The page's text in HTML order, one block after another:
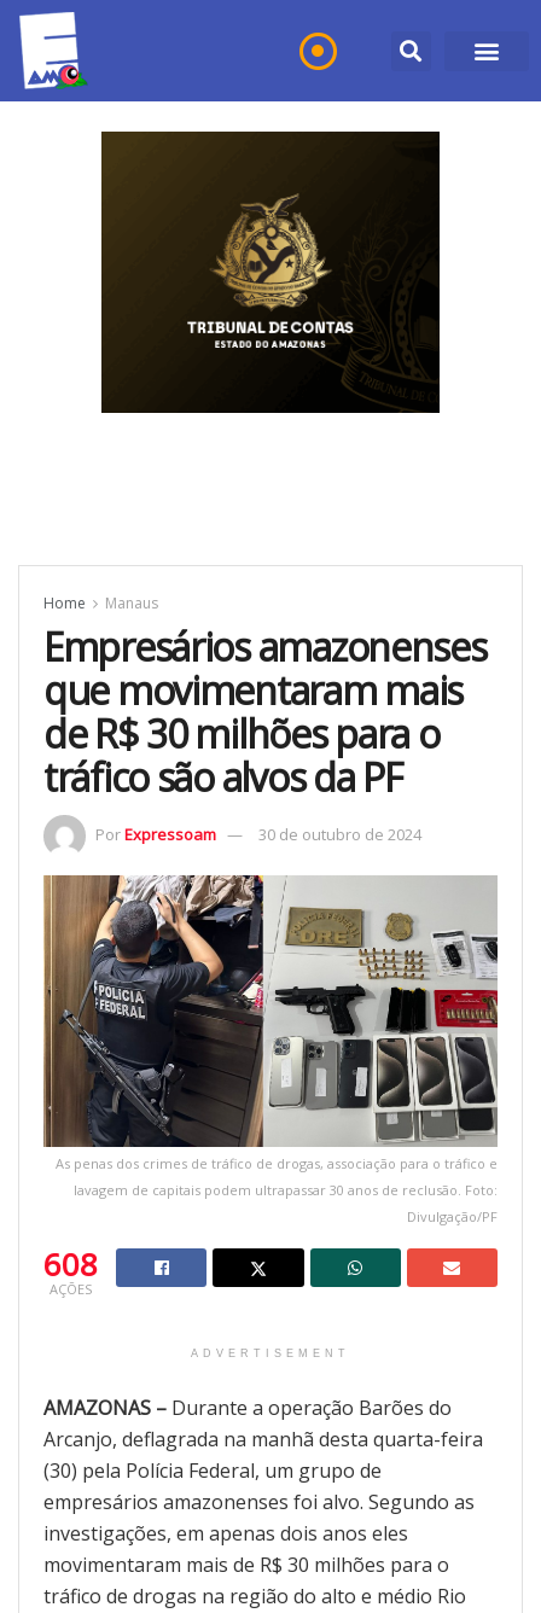
Home Manaus
Empresários amazonenses
que movimentaram mais
de R$ 30 milhões para o
tráfico são alvos da PF
PorExpressoam 30 de outubro de 2024
As penas dos crimes de tráfico de drogas, associação para o tráfico e
lavagem de capitais podem ultrapassar 30 anos de reclusão. Foto:
Divulgação/PF
608
AÇÕES
ADVERTISEMENT
AMAZONAS – Durante a operação Barões do
Arcanjo, deflagrada na manhã desta quarta-feira
(30) pela Polícia Federal, um grupo de
empresários amazonenses foi alvo. Segundo as
investigações, em apenas dois anos eles
movimentaram mais de R$ 30 milhões para o
tráfico de drogas na região do alto e médio Rio